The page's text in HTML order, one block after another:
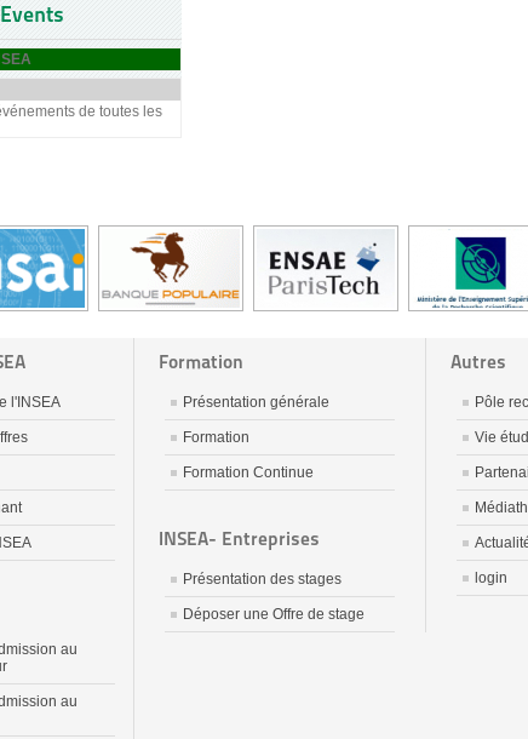
de toutes les
l'INSEA
au
au
Formation
Présentation générale
Formation
Formation Continue
INSEA- Entreprises
Présentation des stages
Déposer une Offre de stage
Autres
Pôle
Vie
login